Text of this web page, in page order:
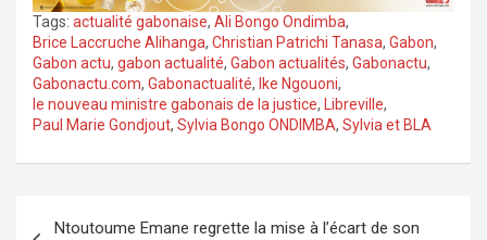
Tags: actualité gabonaise, Ali Bongo Ondimba,
Brice Laccruche Alihanga, Christian Patrichi Tanasa, Gabon,
Gabon actu, gabon actualité, Gabon actualités, Gabonactu,
Gabonactu.com, Gabonactualité, Ike Ngouoni,
le nouveau ministre gabonais de la justice, Libreville,
Paul Marie Gondjout, Sylvia Bongo ONDIMBA, Sylvia et BLA
Ntoutoume Emane regrette la mise à l’écart de son